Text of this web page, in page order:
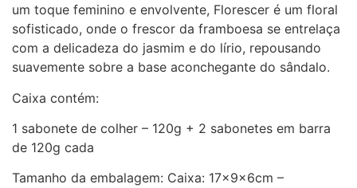
um toque feminino e envolvente, Florescer é um floral
sofisticado, onde o frescor da framboesa se entrelaça
com a delicadeza do jasmim e do lírio, repousando
suavemente sobre a base aconchegante do sândalo.
Caixa contém:
1 sabonete de colher – 120g + 2 sabonetes em barra
de 120g cada
Tamanho da embalagem: Caixa: 17x9x6cm –